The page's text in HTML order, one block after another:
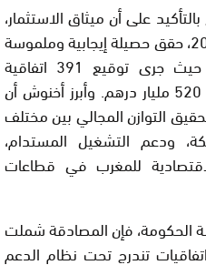
على أن ميثاق الاستثمار،
الذي بدأ العمل به في مارس 2023، حقق حصيلة إيجابية وملموسة
خلال ثلاث سنوات من تنزيله؛ حيث جرى توقيع 391 اتفاقية
استثمارية بقيمة إجمالية تجاوزت 520 مليار درهم. وأبرز أخنوش أن
التوازن المجالي بين مختلف
ودعم التشغيل المستدام،
للمغرب في قطاعات
فإن المصادقة شملت
و9 ملاحق اتفاقيات تندرج تحت نظام الدعم